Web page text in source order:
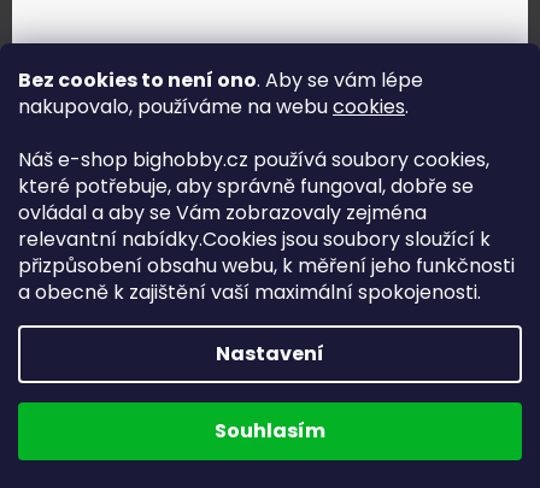
Bez cookies to není ono. Aby se vám lépe
nakupovalo, používáme na webucookies.
Náš e-shop bighobby.cz používá soubory cookies,
které potřebuje, aby správně fungoval, dobře se
ovládal a aby se Vám zobrazovaly zejména
relevantní nabídky.Cookies jsou soubory sloužící k
přizpůsobení obsahu webu, k měření jeho funkčnosti
a obecně k zajištění vaší maximální spokojenosti.
Nastavení
Souhlasím
Jak vybrat správné servo?
Najít správné servo
Na UX & Web Design je tu Lukáš Dubina
Shoptet
Copyright (c) 2016 -2026 Big hobby.cz - všechna práva